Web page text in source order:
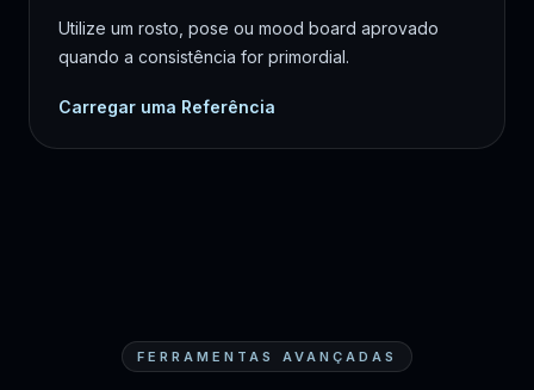
Utilize um rosto, pose ou mood board aprovado
quando a consistência for primordial.
Carregar uma Referência
FERRAMENTAS AVANÇADAS